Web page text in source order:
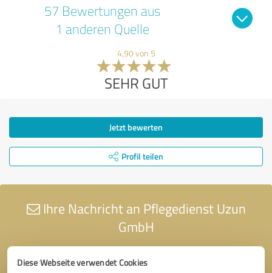
Diese Webseite verwendet Cookies
57 Bewertungen aus
1 anderen Quelle
4,90 von 5
SEHR GUT
Jetzt bewerten
Profil teilen
Ihre Nachricht an Pflegedienst Uzun
GmbH